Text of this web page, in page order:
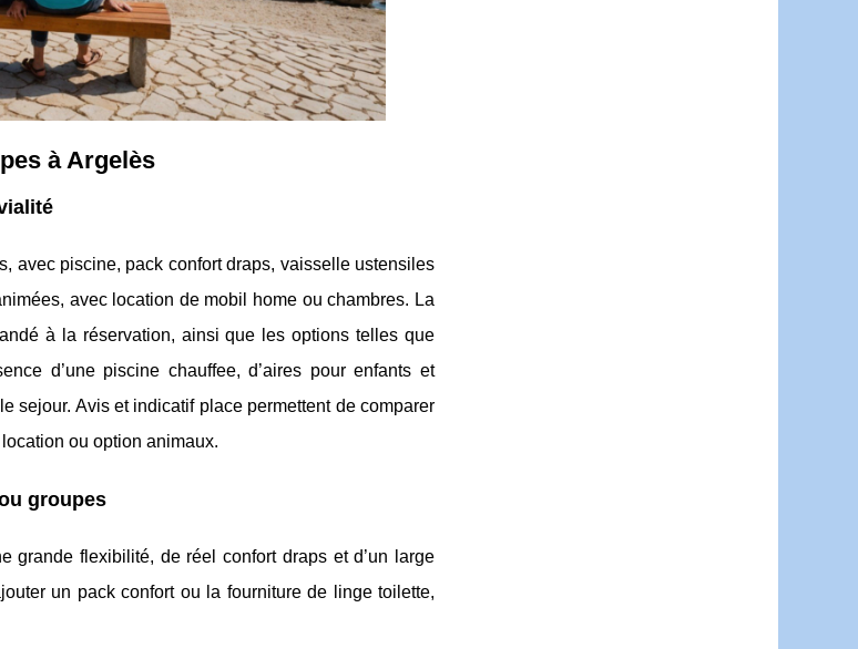
à Argelès
avec piscine, pack confort draps, vaisselle ustensiles
avec location de mobil home ou chambres. La
à la réservation, ainsi que les options telles que
d’une piscine chauffee, d’aires pour enfants et
sejour. Avis et indicatif place permettent de comparer
ou option animaux.
groupes
grande flexibilité, de réel confort draps et d’un large
un pack confort ou la fourniture de linge toilette,